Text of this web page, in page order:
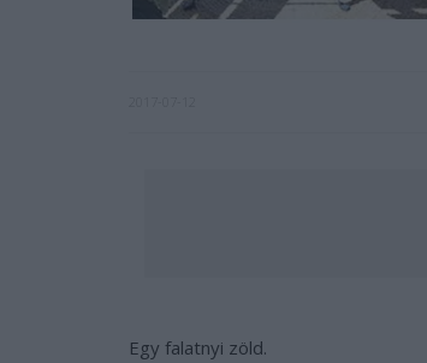
Egy falatnyi zöld.